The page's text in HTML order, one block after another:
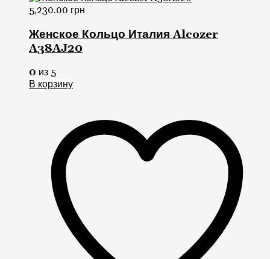
5,230.00 грн
Женское Кольцо Италия Alcozer
A38AJ20
0 из 5
В корзину